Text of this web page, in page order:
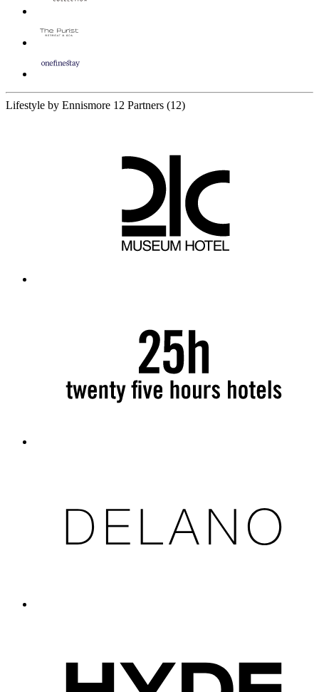
Lifestyle by Ennismore 12 Partners (12)